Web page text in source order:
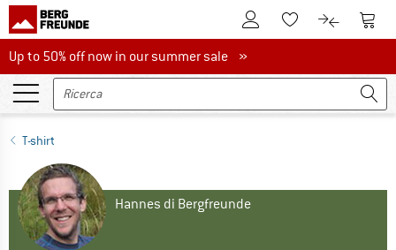
Al conto clienteAlla lista
Al Al
Up to 50% off now in our summer sale
Up to 50% off now in our summer sale »
T-shirt
Hannes di Bergfreunde